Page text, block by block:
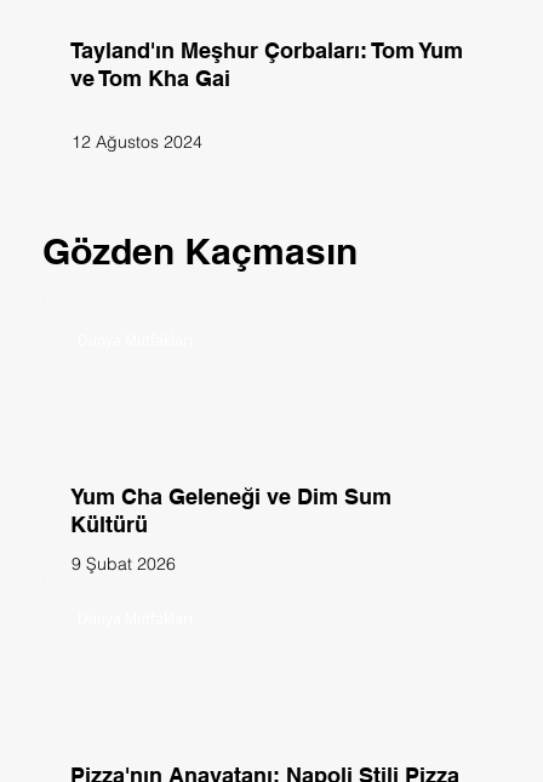
Tayland'ın Meşhur Çorbaları: Tom Yum
ve Tom Kha Gai
12 Ağustos 2024
Yum Cha Geleneği ve Dim Sum
Kültürü
9 Şubat 2026
Pizza'nın Anavatanı: Napoli Stili Pizza
Gözden Kaçmasın